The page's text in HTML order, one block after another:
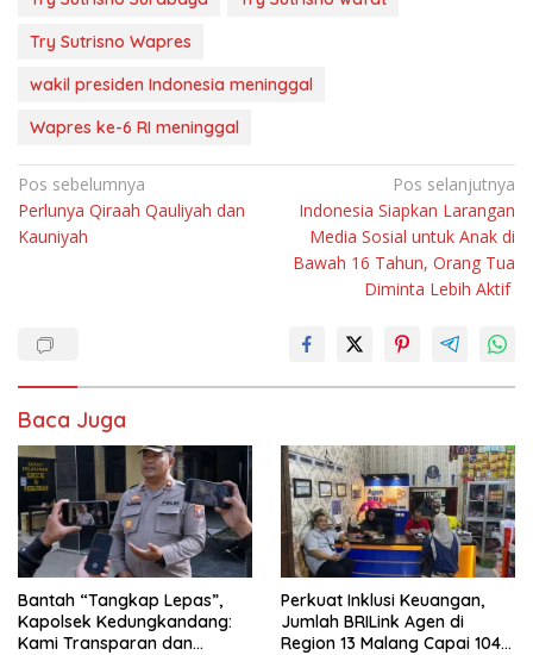
Try Sutrisno Wapres
wakil presiden Indonesia meninggal
Wapres ke-6 RI meninggal
Navigasi
pos
Pos sebelumnya
Perlunya Qiraah Qauliyah dan
Kauniyah
Pos selanjutnya
Indonesia Siapkan Larangan
Media Sosial untuk Anak di
Bawah 16 Tahun, Orang Tua
Diminta Lebih Aktif
Baca Juga
Bantah “Tangkap Lepas”,
Kapolsek Kedungkandang:
Kami Transparan dan
Perkuat Inklusi Keuangan,
Jumlah BRILink Agen di
Region 13 Malang Capai 104